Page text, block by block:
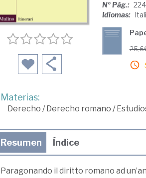
Nº Pág.: 224
Idiomas:
Materias:
Derecho /Derecho romano /
Resumen Índice
Paragonando il diritto romano ad